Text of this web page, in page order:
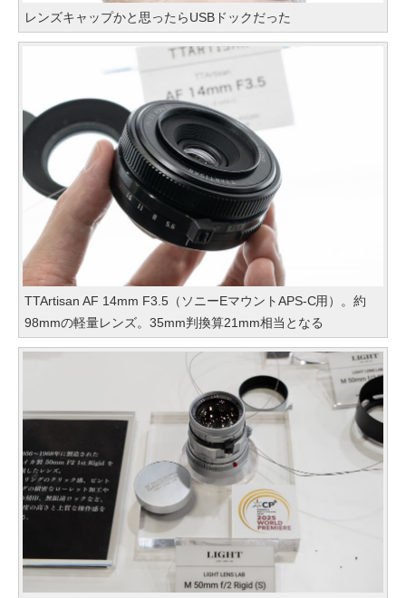
レンズキャップかと思ったらUSBドックだった
TTArtisan AF 14mm F3.5（ソニーEマウントAPS-C用）。約
98mmの軽量レンズ。35mm判換算21mm相当となる